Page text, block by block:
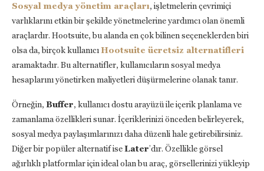
Sosyal medya yönetim araçları, işletmelerin çevrimiçi
varlıklarını etkin bir şekilde yönetmelerine yardımcı olan önemli
araçlardır. Hootsuite, bu alanda en çok bilinen seçeneklerden biri
olsa da, birçok kullanıcıHootsuite ücretsiz alternatifleri
aramaktadır. Bu alternatifler, kullanıcıların sosyal medya
hesaplarını yönetirken maliyetleri düşürmelerine olanak tanır.
Örneğin, Buffer, kullanıcı dostu arayüzü ile içerik planlama ve
zamanlama özellikleri sunar. İçeriklerinizi önceden belirleyerek,
sosyal medya paylaşımlarınızı daha düzenli hale getirebilirsiniz.
Diğer bir popüler alternatif iseLater’dır. Özellikle görsel
ağırlıklı platformlar için ideal olan bu araç, görsellerinizi yükleyip